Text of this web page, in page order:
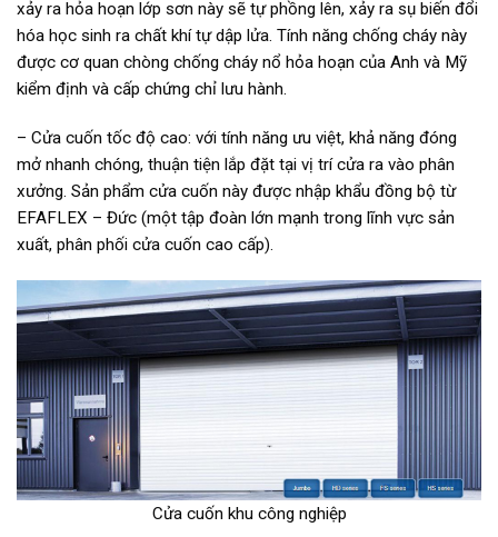
xảy ra hỏa hoạn lớp sơn này sẽ tự phồng lên, xảy ra sụ biến đổi
hóa học sinh ra chất khí tự dập lửa. Tính năng chống cháy này
được cơ quan chòng chống cháy nổ hỏa hoạn của Anh và Mỹ
kiểm định và cấp chứng chỉ lưu hành.
– Cửa cuốn tốc độ cao: với tính năng ưu việt, khả năng đóng
mở nhanh chóng, thuận tiện lắp đặt tại vị trí cửa ra vào phân
xưởng. Sản phẩm cửa cuốn này được nhập khẩu đồng bộ từ
EFAFLEX – Đức (một tập đoàn lớn mạnh trong lĩnh vực sản
xuất, phân phối cửa cuốn cao cấp).
Cửa cuốn khu công nghiệp